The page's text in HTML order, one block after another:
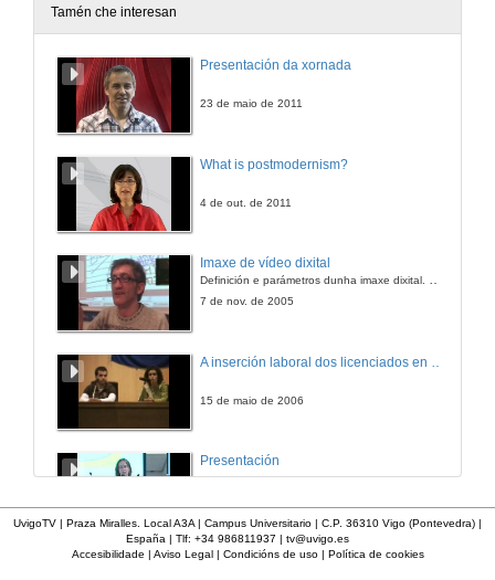
Presentación
Primeira intervención
Segunda intervención
Tamén che interesan
Presentación da xornada
23 de maio de 2011
What is postmodernism?
4 de out. de 2011
Imaxe de vídeo dixital
7 de nov. de 2005
15 de maio de 2006
Presentación
UvigoTV | Praza Miralles. Local A3A | Campus Universitario | C.P. 36310 Vigo (Pontevedra) |
España | Tlf: +34 986811937 | tv@uvigo.es
Accesibilidade | Aviso Legal| Condicións de uso| Política de cookies